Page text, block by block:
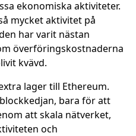
ekonomiska aktiviteter.
mycket aktivitet på
har varit nästan
överföringskostnaderna
kvävd.
lager till Ethereum.
bara för att
att skala nätverket,
och